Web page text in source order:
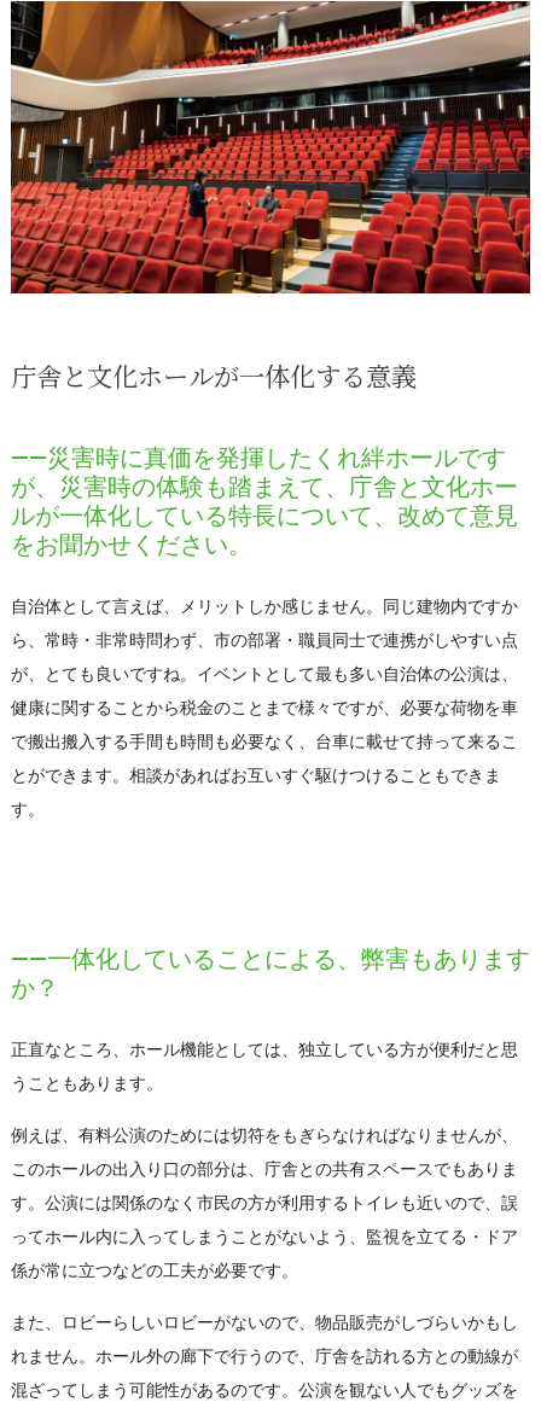
庁舎と文化ホールが一体化する意義
――災害時に真価を発揮したくれ絆ホールです
が、災害時の体験も踏まえて、庁舎と文化ホー
ルが一体化している特長について、改めて意見
をお聞かせください。
自治体として言えば、メリットしか感じません。同じ建物内ですか
ら、常時・非常時問わず、市の部署・職員同士で連携がしやすい点
が、とても良いですね。イベントとして最も多い自治体の公演は、
健康に関することから税金のことまで様々ですが、必要な荷物を車
で搬出搬入する手間も時間も必要なく、台車に載せて持って来るこ
とができます。相談があればお互いすぐ駆けつけることもできま
す。
――一体化していることによる、弊害もあります
か？
正直なところ、ホール機能としては、独立している方が便利だと思
うこともあります。
例えば、有料公演のためには切符をもぎらなければなりませんが、
このホールの出入り口の部分は、庁舎との共有スペースでもありま
す。公演には関係のなく市民の方が利用するトイレも近いので、誤
ってホール内に入ってしまうことがないよう、監視を立てる・ドア
係が常に立つなどの工夫が必要です。
また、ロビーらしいロビーがないので、物品販売がしづらいかもし
れません。ホール外の廊下で行うので、庁舎を訪れる方との動線が
混ざってしまう可能性があるのです。公演を観ない人でもグッズを